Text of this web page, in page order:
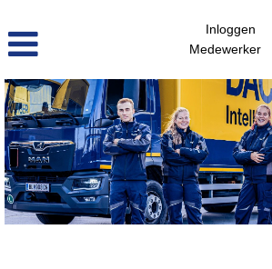
Inloggen
Medewerker
professionals_direct_instappen_nl